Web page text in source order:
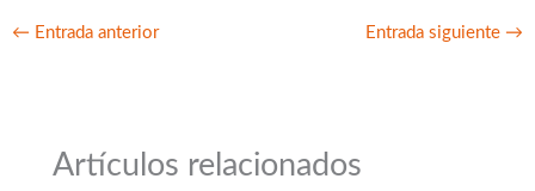
← Entrada anterior Entrada siguiente →
Artículos relacionados